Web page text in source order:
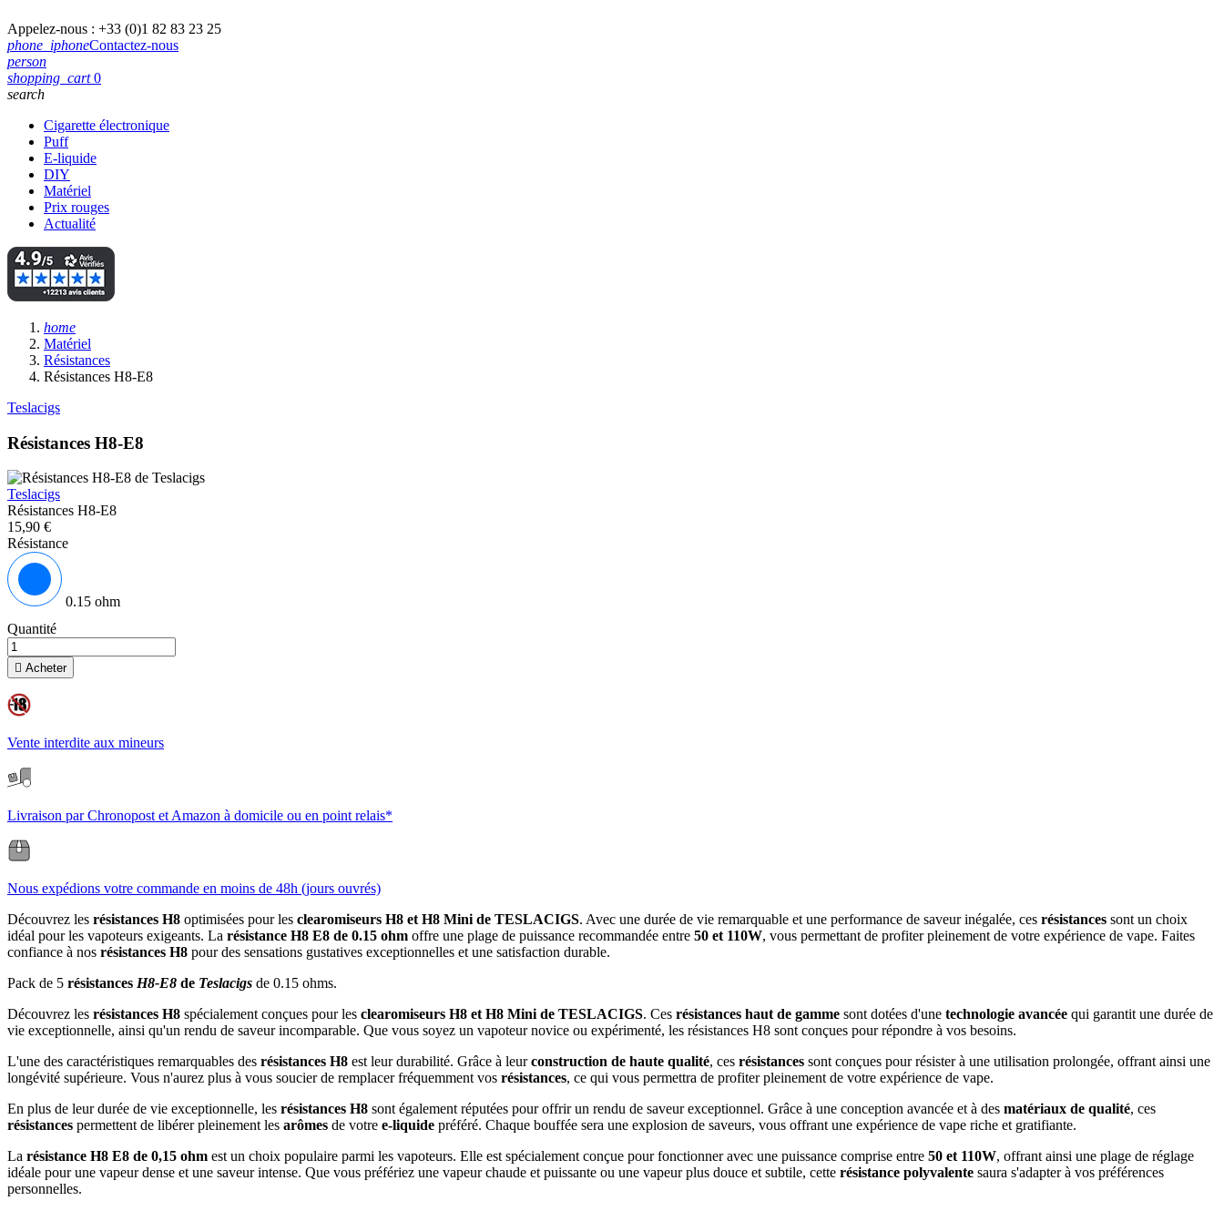
Appelez-nous : +33 (0)1 82 83 23 25
phone_iphoneContactez-nous
person
shopping_cart 0
search
Cigarette électronique
Puff
E-liquide
DIY
Matériel
Prix rouges
Actualité
home
Matériel
Résistances
Résistances H8-E8
Teslacigs
Résistances H8-E8
Teslacigs
Résistances H8-E8
15,90 €
Résistance
0.15 ohm
Quantité
 Acheter
Vente interdite aux mineurs
Livraison par Chronopost et Amazon à domicile ou en point relais*
Nous expédions votre commande en moins de 48h (jours ouvrés)
Découvrez les résistances H8 optimisées pour les clearomiseurs H8 et H8 Mini de TESLACIGS. Avec une durée de vie remarquable et une performance de saveur inégalée, ces résistances sont un choix
idéal pour les vapoteurs exigeants. La résistance H8 E8 de 0.15 ohm offre une plage de puissance recommandée entre 50 et 110W, vous permettant de profiter pleinement de votre expérience de vape. Faites
confiance à nos résistances H8 pour des sensations gustatives exceptionnelles et une satisfaction durable.
Pack de 5 résistances H8-E8 de Teslacigs de 0.15 ohms.
Découvrez les résistances H8 spécialement conçues pour les clearomiseurs H8 et H8 Mini de TESLACIGS. Ces résistances haut de gamme sont dotées d'une technologie avancée qui garantit une durée de
vie exceptionnelle, ainsi qu'un rendu de saveur incomparable. Que vous soyez un vapoteur novice ou expérimenté, les résistances H8 sont conçues pour répondre à vos besoins.
L'une des caractéristiques remarquables des résistances H8 est leur durabilité. Grâce à leurconstruction de haute qualité, ces résistances sont conçues pour résister à une utilisation prolongée, offrant ainsi une
longévité supérieure. Vous n'aurez plus à vous soucier de remplacer fréquemment vos résistances, ce qui vous permettra de profiter pleinement de votre expérience de vape.
En plus de leur durée de vie exceptionnelle, les résistances H8 sont également réputées pour offrir un rendu de saveur exceptionnel. Grâce à une conception avancée et à des matériaux de qualité, ces
résistances permettent de libérer pleinement les arômes de votre e-liquide préféré. Chaque bouffée sera une explosion de saveurs, vous offrant une expérience de vape riche et gratifiante.
La résistance H8 E8 de 0,15 ohm est un choix populaire parmi les vapoteurs. Elle est spécialement conçue pour fonctionner avec une puissance comprise entre 50 et 110W, offrant ainsi une plage de réglage
idéale pour une vapeur dense et une saveur intense. Que vous préfériez une vapeur chaude et puissante ou une vapeur plus douce et subtile, cette résistance polyvalente saura s'adapter à vos préférences
personnelles.